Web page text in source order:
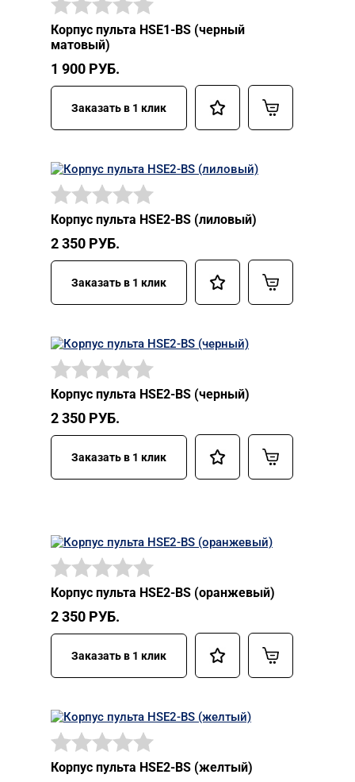
Корпус пульта HSE1-BS (черный
матовый)
1 900 РУБ.
Заказать в 1 клик
Корпус пульта HSE2-BS (лиловый)
2 350 РУБ.
Заказать в 1 клик
Корпус пульта HSE2-BS (черный)
2 350 РУБ.
Заказать в 1 клик
Корпус пульта HSE2-BS (оранжевый)
2 350 РУБ.
Заказать в 1 клик
Корпус пульта HSE2-BS (желтый)